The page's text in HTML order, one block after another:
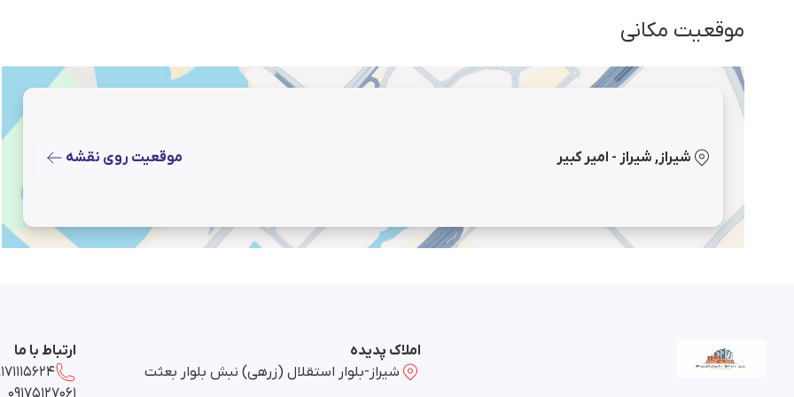
موقعیت مکانی
شیراز, شیراز - امیر کبیر موقعیت روی نقشه
املاک پدیده
شیراز-بلوار استقلال (زرهی) نبش بلوار بعثت
ارتباط با ما
09175127061